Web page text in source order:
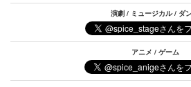
演劇 / ミュージカル / ダ
アニメ / ゲーム